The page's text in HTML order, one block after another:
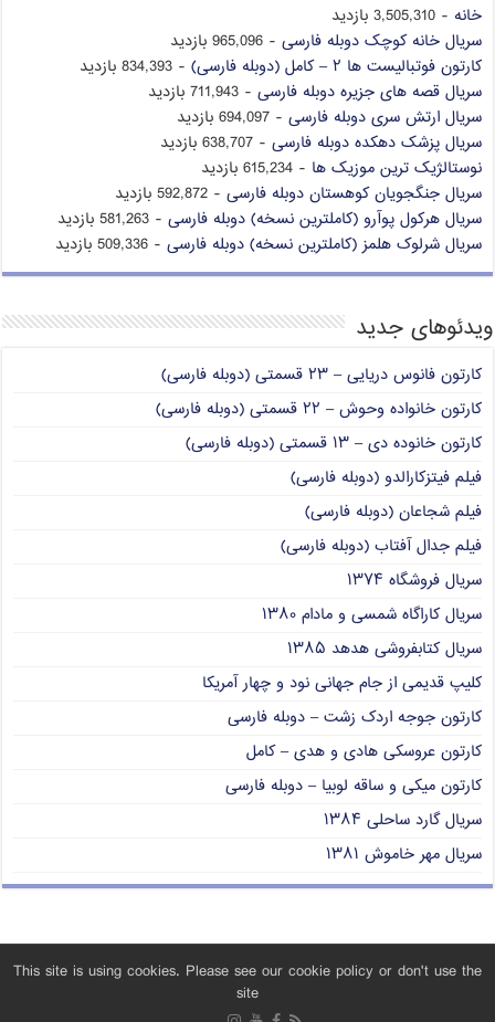
خانه - 3,505,310 بازدید
سریال خانه کوچک دوبله فارسی - 965,096 بازدید
کارتون فوتبالیست ها ۲ – کامل (دوبله فارسی)
- 834,393 بازدید
سریال قصه های جزیره دوبله فارسی - 711,943 بازدید
سریال ارتش سری دوبله فارسی - 694,097 بازدید
سریال پزشک دهکده دوبله فارسی - 638,707 بازدید
نوستالژیک ترین موزیک ها - 615,234 بازدید
سریال جنگجویان کوهستان دوبله فارسی - 592,872 بازدید
سریال هرکول پوآرو (کاملترین نسخه) دوبله فارسی - 581,263 بازدید
سریال شرلوک هلمز (کاملترین نسخه) دوبله فارسی - 509,336 بازدید
ویدئوهای جدید
کارتون فانوس دریایی – ۲۳ قسمتی (دوبله فارسی)
کارتون خانواده وحوش – ۲۲ قسمتی (دوبله فارسی)
کارتون خانوده دی – ۱۳ قسمتی (دوبله فارسی)
فیلم فیتزکارالدو (دوبله فارسی)
فیلم شجاعان (دوبله فارسی)
فیلم جدال آفتاب (دوبله فارسی)
سریال فروشگاه ۱۳۷۴
سریال کاراگاه شمسی و مادام ۱۳۸۰
سریال کتابفروشی هدهد ۱۳۸۵
کلیپ قدیمی از جام جهانی نود و چهار آمریکا
کارتون جوجه اردک زشت – دوبله فارسی
کارتون عروسکی هادی و هدی – کامل
کارتون میکی و ساقه لوبیا – دوبله فارسی
سریال گارد ساحلی ۱۳۸۴
سریال مهر خاموش ۱۳۸۱
This site is using cookies. Please see our cookie policy or don't use the
site